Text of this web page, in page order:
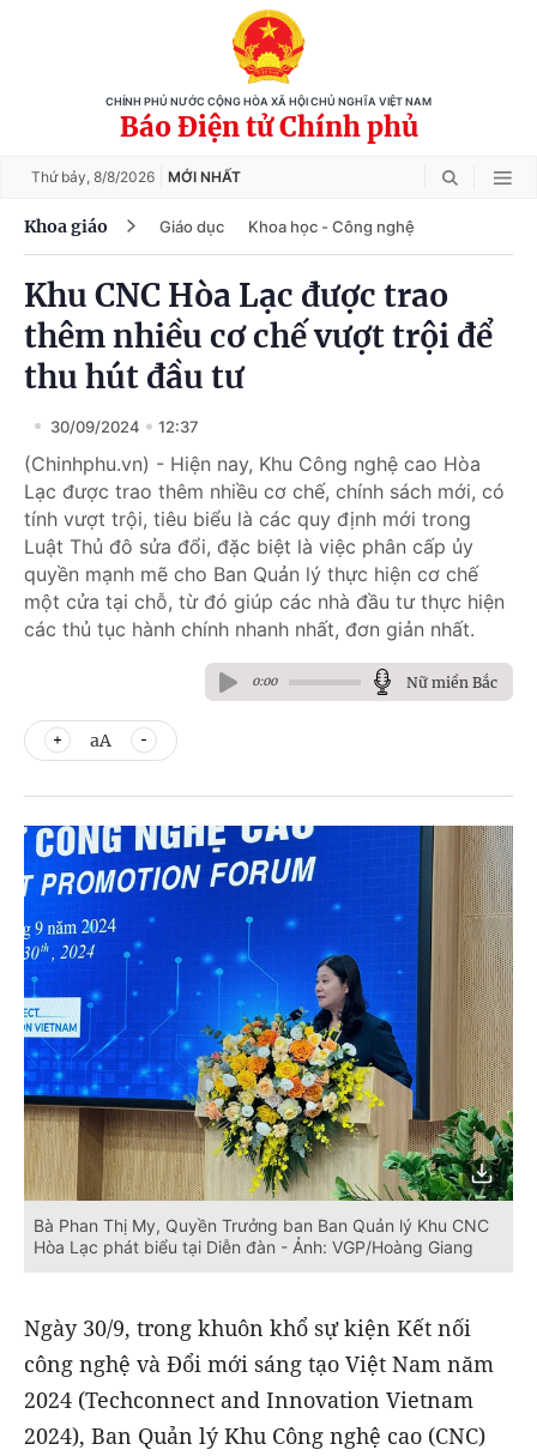
CHÍNH PHỦ NƯỚC CỘNG HÒA XÃ HỘI CHỦ NGHĨA VIỆT NAM
Báo Điện tử Chính phủ
Thứ bảy, 8/8/2026 MỚI NHẤT
Khoa giáo Giáo dục Khoa học - Công nghệ
Khu CNC Hòa Lạc được trao
thêm nhiều cơ chế vượt trội để
thu hút đầu tư
30/09/2024 12:37
(Chinhphu.vn) - Hiện nay, Khu Công nghệ cao Hòa
Lạc được trao thêm nhiều cơ chế, chính sách mới, có
tính vượt trội, tiêu biểu là các quy định mới trong
Luật Thủ đô sửa đổi, đặc biệt là việc phân cấp ủy
quyền mạnh mẽ cho Ban Quản lý thực hiện cơ chế
một cửa tại chỗ, từ đó giúp các nhà đầu tư thực hiện
các thủ tục hành chính nhanh nhất, đơn giản nhất.
0:00 Nữ miền Bắc
aA
Bà Phan Thị My, Quyền Trưởng ban Ban Quản lý Khu CNC
Hòa Lạc phát biểu tại Diễn đàn - Ảnh: VGP/Hoàng Giang
Ngày 30/9, trong khuôn khổ sự kiện Kết nối
công nghệ và Đổi mới sáng tạo Việt Nam năm
2024 (Techconnect and Innovation Vietnam
2024), Ban Quản lý Khu Công nghệ cao (CNC)